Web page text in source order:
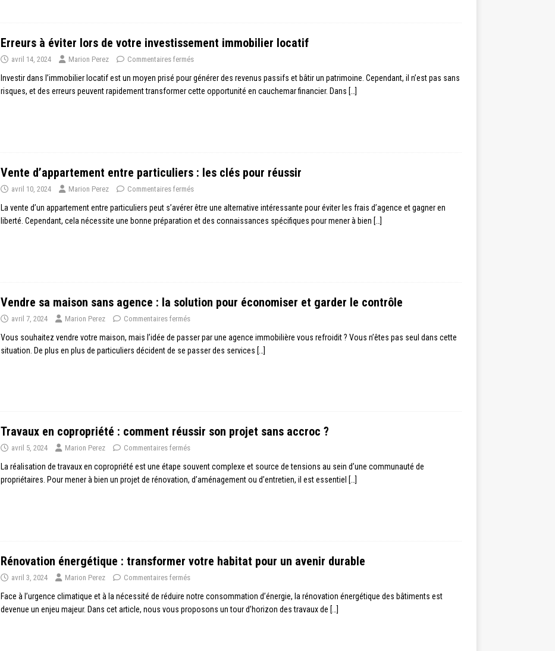
Erreurs à éviter lors de votre investissement immobilier locatif
avril 14, 2024 Marion Perez Commentaires fermés
Investir dans l’immobilier locatif est un moyen prisé pour générer des revenus passifs et bâtir un patrimoine. Cependant, il n’est pas sans
risques, et des erreurs peuvent rapidement transformer cette opportunité en cauchemar financier. Dans […]
Vente d’appartement entre particuliers : les clés pour réussir
avril 10, 2024 Marion Perez Commentaires fermés
La vente d’un appartement entre particuliers peut s’avérer être une alternative intéressante pour éviter les frais d’agence et gagner en
liberté. Cependant, cela nécessite une bonne préparation et des connaissances spécifiques pour mener à bien […]
Vendre sa maison sans agence : la solution pour économiser et garder le contrôle
avril 7, 2024 Marion Perez Commentaires fermés
Vous souhaitez vendre votre maison, mais l’idée de passer par une agence immobilière vous refroidit ? Vous n’êtes pas seul dans cette
situation. De plus en plus de particuliers décident de se passer des services […]
Travaux en copropriété : comment réussir son projet sans accroc ?
avril 5, 2024 Marion Perez Commentaires fermés
La réalisation de travaux en copropriété est une étape souvent complexe et source de tensions au sein d’une communauté de
propriétaires. Pour mener à bien un projet de rénovation, d’aménagement ou d’entretien, il est essentiel […]
Rénovation énergétique : transformer votre habitat pour un avenir durable
avril 3, 2024 Marion Perez Commentaires fermés
Face à l’urgence climatique et à la nécessité de réduire notre consommation d’énergie, la rénovation énergétique des bâtiments est
devenue un enjeu majeur. Dans cet article, nous vous proposons un tour d’horizon des travaux de […]